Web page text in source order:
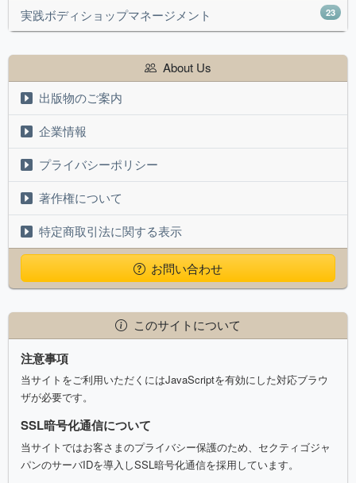
実践ボディショップマネージメント 23
About Us
出版物のご案内
企業情報
プライバシーポリシー
著作権について
特定商取引法に関する表示
お問い合わせ
このサイトについて
注意事項
当サイトをご利用いただくにはJavaScriptを有効にした対応ブラウ
ザが必要です。
SSL暗号化通信について
当サイトではお客さまのプライバシー保護のため、セクティゴジャ
パンのサーバIDを導入しSSL暗号化通信を採用しています。